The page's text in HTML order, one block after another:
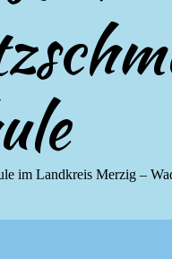
im Landkreis Merzig –